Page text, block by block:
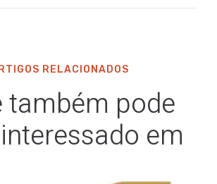
RELACIONADOS
também pode
em